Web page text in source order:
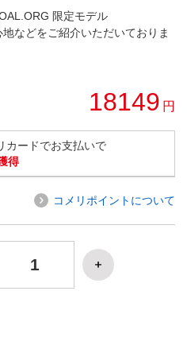
限定モデル
などをご紹介いただいておりま
18149 円
カードでお支払いで
得
コメリポイントについて